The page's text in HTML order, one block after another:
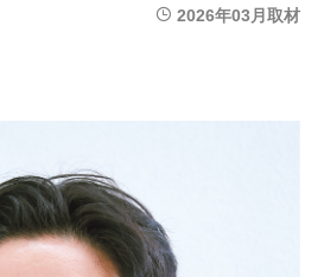
2026年03月取材